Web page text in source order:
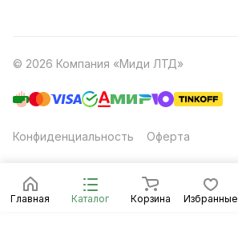
Главная Каталог Корзина Избранные
© 2026 Компания «Миди ЛТД»
Конфиденциальность Оферта